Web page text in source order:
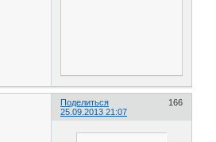
Поделиться
166
25.09.2013 21:07